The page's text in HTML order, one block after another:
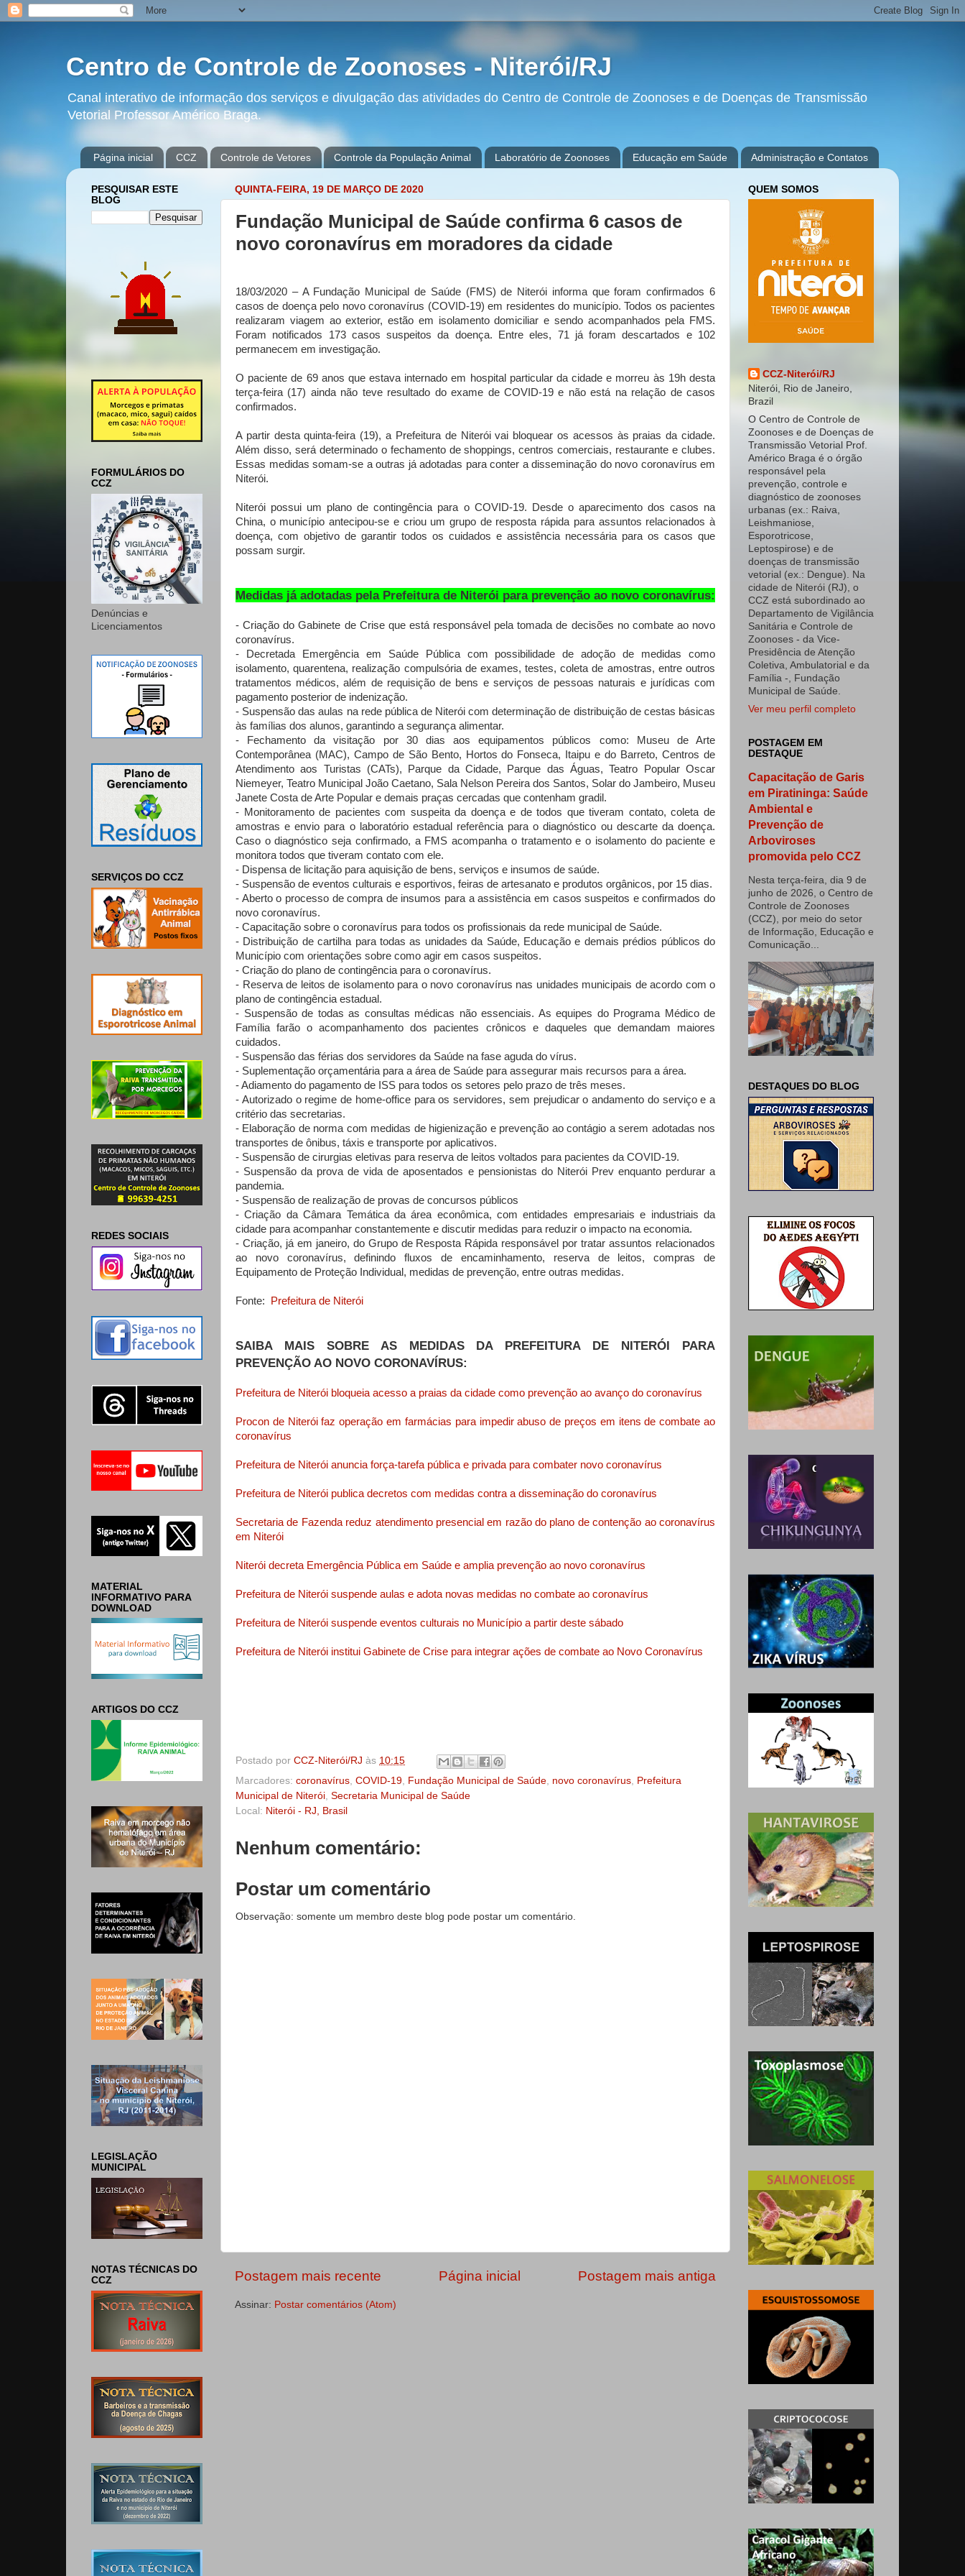
Centro de Controle de Zoonoses - Niterói/RJ
Canal interativo de informação dos serviços e divulgação das atividades do Centro de Controle de Zoonoses e de Doenças de Transmissão
Vetorial Professor Américo Braga.
Página inicial CCZ Controle de Vetores Controle da População Animal Laboratório de Zoonoses Educação em Saúde Administração e Contatos
QUINTA-FEIRA, 19 DE MARÇO DE 2020
Fundação Municipal de Saúde confirma 6 casos de
novo coronavírus em moradores da cidade
18/03/2020 – A Fundação Municipal de Saúde (FMS) de Niterói informa que foram confirmados 6
casos de doença pelo novo coronavírus (COVID-19) em residentes do município. Todos os pacientes
realizaram viagem ao exterior, estão em isolamento domiciliar e sendo acompanhados pela FMS.
Foram notificados 173 casos suspeitos da doença. Entre eles, 71 já foram descartados e 102
permanecem em investigação.
O paciente de 69 anos que estava internado em hospital particular da cidade e morreu às 19h desta
terça-feira (17) ainda não teve resultado do exame de COVID-19 e não está na relação de casos
confirmados.
A partir desta quinta-feira (19), a Prefeitura de Niterói vai bloquear os acessos às praias da cidade.
Além disso, será determinado o fechamento de shoppings, centros comerciais, restaurante e clubes.
Essas medidas somam-se a outras já adotadas para conter a disseminação do novo coronavírus em
Niterói.
Niterói possui um plano de contingência para o COVID-19. Desde o aparecimento dos casos na
China, o município antecipou-se e criou um grupo de resposta rápida para assuntos relacionados à
doença, com objetivo de garantir todos os cuidados e assistência necessária para os casos que
possam surgir.
Medidas já adotadas pela Prefeitura de Niterói para prevenção ao novo coronavírus:
- Criação do Gabinete de Crise que está responsável pela tomada de decisões no combate ao novo
coronavírus.
- Decretada Emergência em Saúde Pública com possibilidade de adoção de medidas como
isolamento, quarentena, realização compulsória de exames, testes, coleta de amostras, entre outros
tratamentos médicos, além de requisição de bens e serviços de pessoas naturais e jurídicas com
pagamento posterior de indenização.
- Suspensão das aulas na rede pública de Niterói com determinação de distribuição de cestas básicas
às famílias dos alunos, garantindo a segurança alimentar.
- Fechamento da visitação por 30 dias aos equipamentos públicos como: Museu de Arte
Contemporânea (MAC), Campo de São Bento, Hortos do Fonseca, Itaipu e do Barreto, Centros de
Atendimento aos Turistas (CATs), Parque da Cidade, Parque das Águas, Teatro Popular Oscar
Niemeyer, Teatro Municipal João Caetano, Sala Nelson Pereira dos Santos, Solar do Jambeiro, Museu
Janete Costa de Arte Popular e demais praças cercadas que contenham gradil.
- Monitoramento de pacientes com suspeita da doença e de todos que tiveram contato, coleta de
amostras e envio para o laboratório estadual referência para o diagnóstico ou descarte da doença.
Caso o diagnóstico seja confirmado, a FMS acompanha o tratamento e o isolamento do paciente e
monitora todos que tiveram contato com ele.
- Dispensa de licitação para aquisição de bens, serviços e insumos de saúde.
- Suspensão de eventos culturais e esportivos, feiras de artesanato e produtos orgânicos, por 15 dias.
- Aberto o processo de compra de insumos para a assistência em casos suspeitos e confirmados do
novo coronavírus.
- Capacitação sobre o coronavírus para todos os profissionais da rede municipal de Saúde.
- Distribuição de cartilha para todas as unidades da Saúde, Educação e demais prédios públicos do
Município com orientações sobre como agir em casos suspeitos.
- Criação do plano de contingência para o coronavírus.
- Reserva de leitos de isolamento para o novo coronavírus nas unidades municipais de acordo com o
plano de contingência estadual.
- Suspensão de todas as consultas médicas não essenciais. As equipes do Programa Médico de
Família farão o acompanhamento dos pacientes crônicos e daqueles que demandam maiores
cuidados.
- Suspensão das férias dos servidores da Saúde na fase aguda do vírus.
- Suplementação orçamentária para a área de Saúde para assegurar mais recursos para a área.
- Adiamento do pagamento de ISS para todos os setores pelo prazo de três meses.
- Autorizado o regime de home-office para os servidores, sem prejudicar o andamento do serviço e a
critério das secretarias.
- Elaboração de norma com medidas de higienização e prevenção ao contágio a serem adotadas nos
transportes de ônibus, táxis e transporte por aplicativos.
- Suspensão de cirurgias eletivas para reserva de leitos voltados para pacientes da COVID-19.
- Suspensão da prova de vida de aposentados e pensionistas do Niterói Prev enquanto perdurar a
pandemia.
- Suspensão de realização de provas de concursos públicos
- Criação da Câmara Temática da área econômica, com entidades empresariais e industriais da
cidade para acompanhar constantemente e discutir medidas para reduzir o impacto na economia.
- Criação, já em janeiro, do Grupo de Resposta Rápida responsável por tratar assuntos relacionados
ao novo coronavírus, definindo fluxos de encaminhamento, reserva de leitos, compras de
Equipamento de Proteção Individual, medidas de prevenção, entre outras medidas.
Fonte: Prefeitura de Niterói
SAIBA MAIS SOBRE AS MEDIDAS DA PREFEITURA DE NITERÓI PARA
PREVENÇÃO AO NOVO CORONAVÍRUS:
Prefeitura de Niterói bloqueia acesso a praias da cidade como prevenção ao avanço do coronavírus
Procon de Niterói faz operação em farmácias para impedir abuso de preços em itens de combate ao
coronavírus
Prefeitura de Niterói anuncia força-tarefa pública e privada para combater novo coronavírus
Prefeitura de Niterói publica decretos com medidas contra a disseminação do coronavírus
Secretaria de Fazenda reduz atendimento presencial em razão do plano de contenção ao coronavírus
em Niterói
Niterói decreta Emergência Pública em Saúde e amplia prevenção ao novo coronavírus
Prefeitura de Niterói suspende aulas e adota novas medidas no combate ao coronavírus
Prefeitura de Niterói suspende eventos culturais no Município a partir deste sábado
Prefeitura de Niterói institui Gabinete de Crise para integrar ações de combate ao Novo Coronavírus
Postado por CCZ-Niterói/RJ às 10:15
Marcadores: coronavírus, COVID-19, Fundação Municipal de Saúde, novo coronavírus, Prefeitura
Municipal de Niterói, Secretaria Municipal de Saúde
Local: Niterói - RJ, Brasil
Nenhum comentário:
Postar um comentário
Observação: somente um membro deste blog pode postar um comentário.
Postagem mais recente Postagem mais antiga
Página inicial
Assinar: Postar comentários (Atom)
PESQUISAR ESTE
BLOG
FORMULÁRIOS DO
CCZ
Denúncias e
Licenciamentos
SERVIÇOS DO CCZ
REDES SOCIAIS
MATERIAL
INFORMATIVO PARA
DOWNLOAD
ARTIGOS DO CCZ
LEGISLAÇÃO
MUNICIPAL
NOTAS TÉCNICAS DO
CCZ
QUEM SOMOS
CCZ-Niterói/RJ
Niterói, Rio de Janeiro,
Brazil
O Centro de Controle de
Zoonoses e de Doenças de
Transmissão Vetorial Prof.
Américo Braga é o órgão
responsável pela
prevenção, controle e
diagnóstico de zoonoses
urbanas (ex.: Raiva,
Leishmaniose,
Esporotricose,
Leptospirose) e de
doenças de transmissão
vetorial (ex.: Dengue). Na
cidade de Niterói (RJ), o
CCZ está subordinado ao
Departamento de Vigilância
Sanitária e Controle de
Zoonoses - da Vice-
Presidência de Atenção
Coletiva, Ambulatorial e da
Família -, Fundação
Municipal de Saúde.
Ver meu perfil completo
POSTAGEM EM
DESTAQUE
Capacitação de Garis
em Piratininga: Saúde
Ambiental e
Prevenção de
Arboviroses
promovida pelo CCZ
Nesta terça-feira, dia 9 de
junho de 2026, o Centro de
Controle de Zoonoses
(CCZ), por meio do setor
de Informação, Educação e
Comunicação...
DESTAQUES DO BLOG